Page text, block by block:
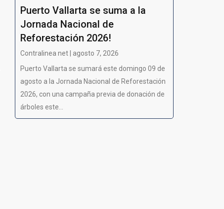
Puerto Vallarta se suma a la
Jornada Nacional de
Reforestación 2026!
Contralinea net | agosto 7, 2026
Puerto Vallarta se sumará este domingo 09 de
agosto a la Jornada Nacional de Reforestación
2026, con una campaña previa de donación de
árboles este...